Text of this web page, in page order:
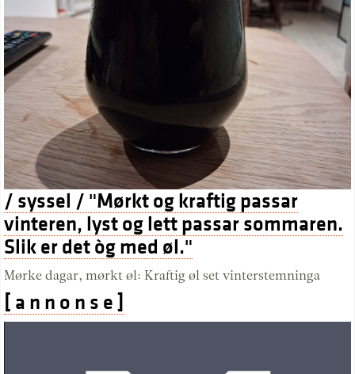
/ syssel / "Mørkt og kraftig passar
vinteren, lyst og lett passar sommaren.
Slik er det òg med øl."
Mørke dagar, mørkt øl: Kraftig øl set vinterstemninga
[ a n n o n s e ]